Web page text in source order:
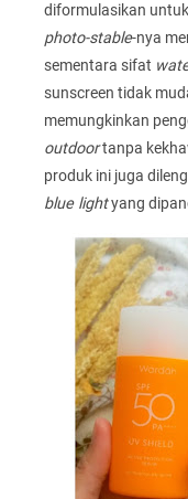
diformulasikan
photo-stable-nya
sementara sifat
sunscreen tidak
memungkinkan
outdoortanpa
produk ini juga
blue lightyang